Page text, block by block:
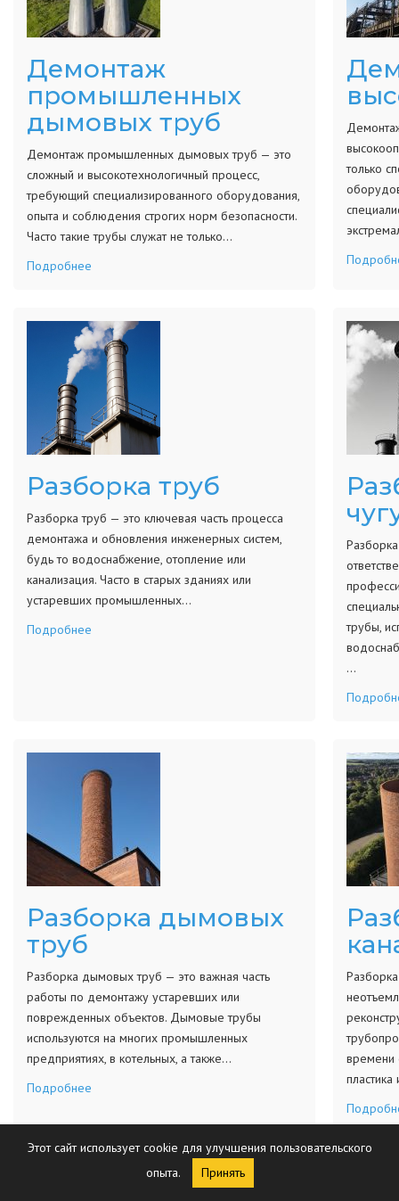
Демонтаж
промышленных
дымовых труб
Демонтаж промышленных дымовых труб — это
сложный и высокотехнологичный процесс,
требующий специализированного оборудования,
опыта и соблюдения строгих норм безопасности.
Часто такие трубы служат не только…
Подробнее
только
Разборка труб
Разборка труб — это ключевая часть процесса
демонтажа и обновления инженерных систем,
будь то водоснабжение, отопление или
канализация. Часто в старых зданиях или
устаревших промышленных…
Подробнее
трубы,
…
Разборка дымовых
труб
Разборка дымовых труб — это важная часть
работы по демонтажу устаревших или
поврежденных объектов. Дымовые трубы
используются на многих промышленных
предприятиях, в котельных, а также…
Подробнее
времени
Этот сайт использует cookie для улучшения пользовательского
опыта.
Принять